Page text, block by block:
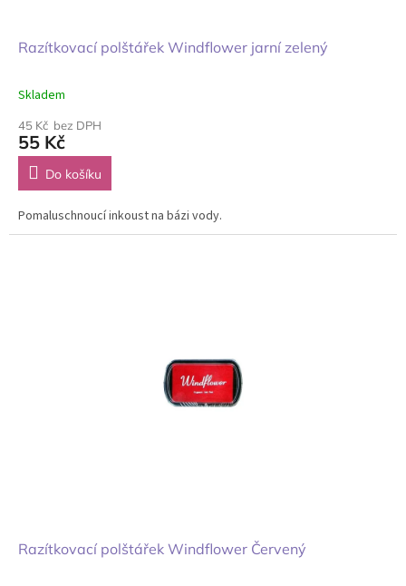
Razítkovací polštářek Windflower jarní zelený
Skladem
45 Kč bez DPH
55 Kč
Do košíku
Pomaluschnoucí inkoust na bázi vody.
Razítkovací polštářek Windflower Červený